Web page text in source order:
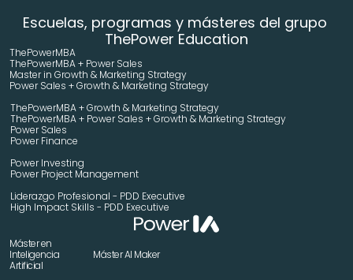
Escuelas, programas y másteres del grupo
ThePower Education
ThePowerMBA
ThePowerMBA + Power Sales
Master in Growth & Marketing Strategy
Power Sales + Growth & Marketing Strategy
ThePowerMBA + Growth & Marketing Strategy
ThePowerMBA + Power Sales + Growth & Marketing Strategy
Power Sales
Power Finance
Power Investing
Power Project Management
Liderazgo Profesional - PDD Executive
High Impact Skills - PDD Executive
Máster en
Inteligencia
Artificial
Máster AI Maker